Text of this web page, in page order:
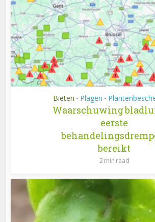
Bieten • Plagen •
Waarschuwing
eerste
bereikt
2 min read